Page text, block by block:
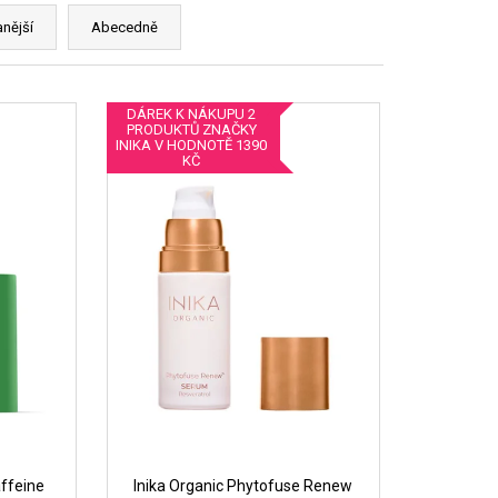
Abecedně
DÁREK K NÁKUPU 2
PRODUKTŮ ZNAČKY
INIKA V HODNOTĚ 1390
KČ
Inika Organic Phytofuse Renew